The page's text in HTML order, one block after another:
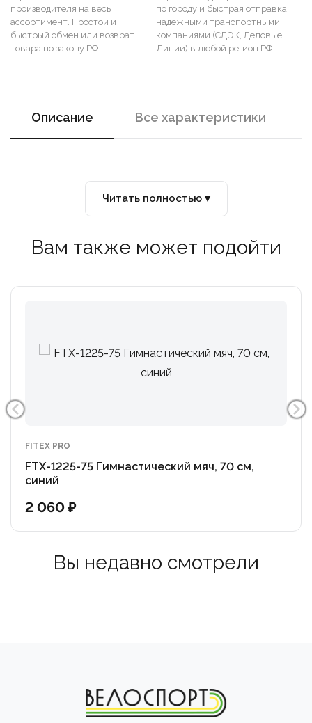
производителя на весь
ассортимент. Простой и
быстрый обмен или возврат
товара по закону РФ.
по городу и быстрая отправка
надежными транспортными
компаниями (СДЭК, Деловые
Линии) в любой регион РФ.
Описание Все характеристики
Читать полностью ▾
Вам также может подойти
FITEX PRO
FTX-1225-75 Гимнастический мяч, 70 см,
синий
2 060 ₽
Вы недавно смотрели